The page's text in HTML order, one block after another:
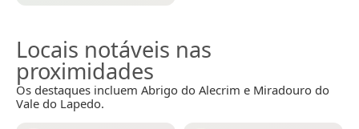
Locais notáveis nas
proximidades
Os destaques incluem Abrigo do Alecrim e Miradouro do
Vale do Lapedo.